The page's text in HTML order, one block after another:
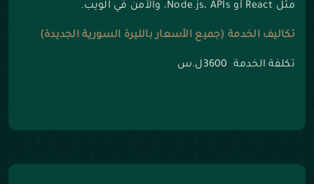
مثل React أو Node.js، APIs، والأمن في الويب.
تكاليف الخدمة (جميع الأسعار بالليرة السورية الجديدة)
تكلفة الخدمة 3600ل.س